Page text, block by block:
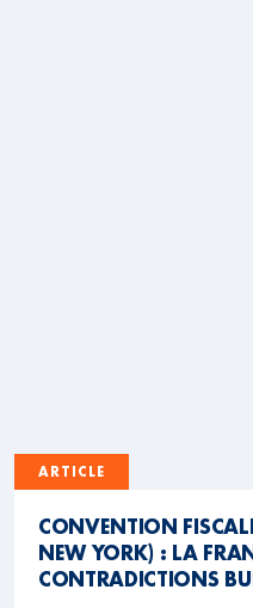
ARTICLE
CONVENTION
NEW YORK) : LA
CONTRADICTIONS